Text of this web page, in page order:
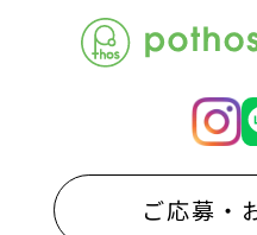
ご応募・